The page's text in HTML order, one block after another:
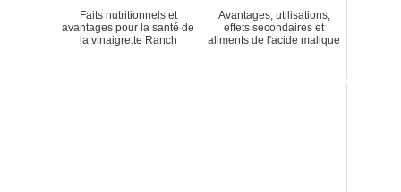
Faits nutritionnels et
avantages pour la santé de
la vinaigrette Ranch
Avantages, utilisations,
effets secondaires et
aliments de l'acide malique